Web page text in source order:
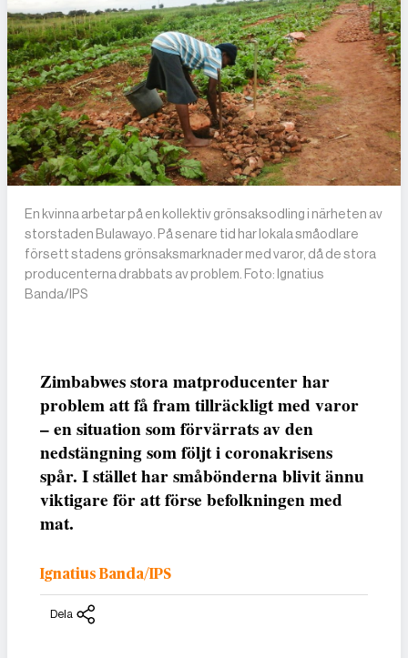
En kvinna arbetar på en kollektiv grönsaksodling i närheten av
storstaden Bulawayo. På senare tid har lokala småodlare
försett stadens grönsaksmarknader med varor, då de stora
producenterna drabbats av problem. Foto: Ignatius
Banda/IPS
Zimbabwes stora matproducenter har
problem att få fram tillräckligt med varor
– en situation som förvärrats av den
nedstängning som följt i coronakrisens
spår. I stället har småbönderna blivit ännu
viktigare för att förse befolkningen med
mat.
Ignatius Banda/IPS
Dela